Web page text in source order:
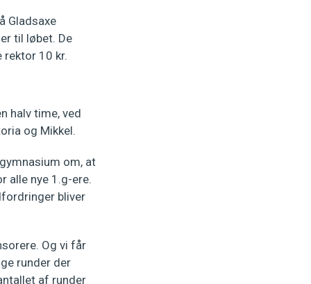
Gladsaxe
til løbet. De
rektor 10 kr.
halv time, ved
og Mikkel.
om, at
alle nye 1.g-ere.
bliver
Og vi får
runder der
af runder